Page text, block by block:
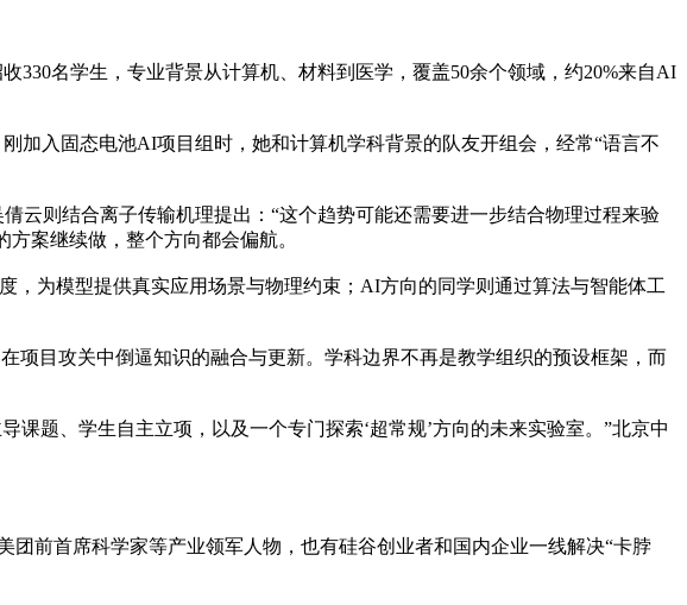
名学生，专业背景从计算机、材料到医学，覆盖50余个领域，约20%来自AI
入固态电池AI项目组时，她和计算机学科背景的队友开组会，经常“语言不
则结合离子传输机理提出：“这个趋势可能还需要进一步结合物理过程来验
案继续做，整个方向都会偏航。
为模型提供真实应用场景与物理约束；AI方向的同学则通过算法与智能体工
目攻关中倒逼知识的融合与更新。学科边界不再是教学组织的预设框架，而
题、学生自主立项，以及一个专门探索‘超常规’方向的未来实验室。”北京中
前首席科学家等产业领军人物，也有硅谷创业者和国内企业一线解决“卡脖